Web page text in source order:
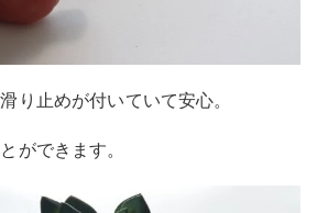
り止めが付いていて安心。
ができます。